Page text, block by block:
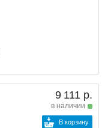
9 111 р.
в наличии
В корзину